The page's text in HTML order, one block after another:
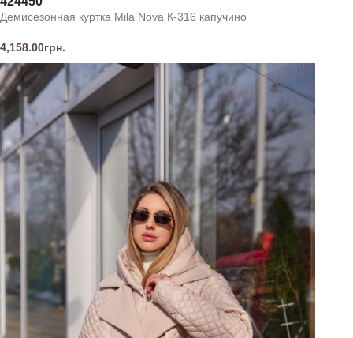
Демисезонная куртка Mila Nova К-316 капучино
4,158.00грн.